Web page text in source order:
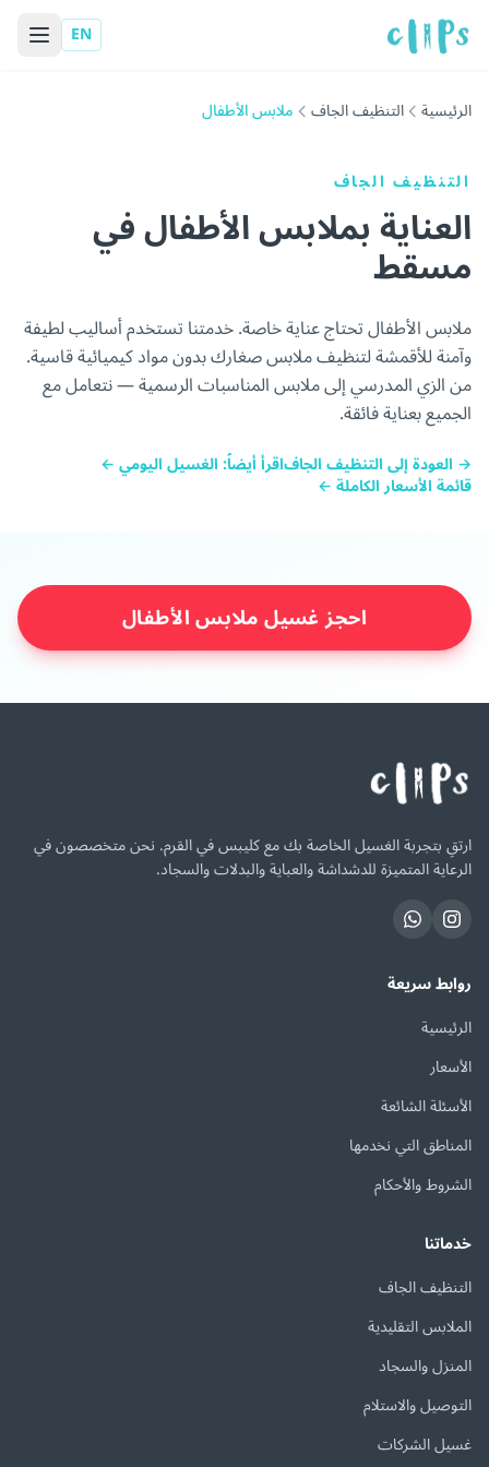
EN
الرئيسية التنظيف الجاف ملابس الأطفال
التنظيف الجاف
العناية بملابس الأطفال في
مسقط
ملابس الأطفال تحتاج عناية خاصة. خدمتنا تستخدم أساليب لطيفة
وآمنة للأقمشة لتنظيف ملابس صغارك بدون مواد كيميائية قاسية.
من الزي المدرسي إلى ملابس المناسبات الرسمية — نتعامل مع
الجميع بعناية فائقة.
→ العودة إلى التنظيف الجافاقرأ أيضاً: الغسيل اليومي ←
قائمة الأسعار الكاملة ←
احجز غسيل ملابس الأطفال
ارتقِ بتجربة الغسيل الخاصة بك مع كليبس في القرم. نحن متخصصون في
الرعاية المتميزة للدشداشة والعباية والبدلات والسجاد.
روابط سريعة
الرئيسية
الأسعار
الأسئلة الشائعة
المناطق التي نخدمها
الشروط والأحكام
خدماتنا
التنظيف الجاف
الملابس التقليدية
المنزل والسجاد
التوصيل والاستلام
غسيل الشركات